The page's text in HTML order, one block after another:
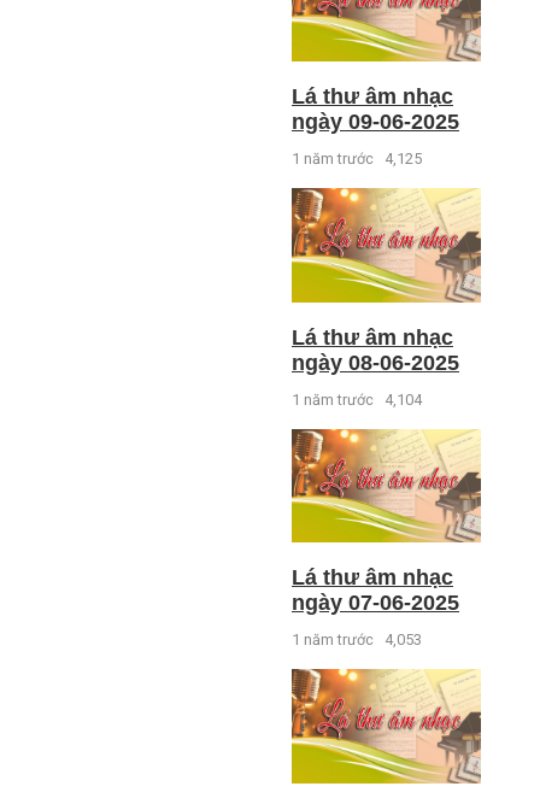
Lá thư âm nhạc
ngày 09-06-2025
1 năm trước 4,125
Lá thư âm nhạc
ngày 08-06-2025
1 năm trước 4,104
Lá thư âm nhạc
ngày 07-06-2025
1 năm trước 4,053